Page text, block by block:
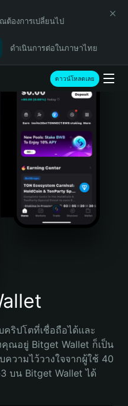
ต้องการเปลี่ยนไป
ดำเนินการต่อในภาษาไทย
ดาวน์โหลดเลย
ริปโตที่เชื่อถือได้และ
คุณอยู่ Bitget Wallet ก็เป็น
วามไว้วางใจจากผู้ใช้ 40
บน Bitget Wallet ได้